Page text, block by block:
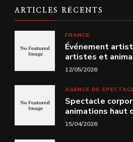
ARTICLES RÉCENTS
FRANCE
Événement
artistes et
12/05/2026
AGENCE DE
Spectacle
animations haut
15/04/2026